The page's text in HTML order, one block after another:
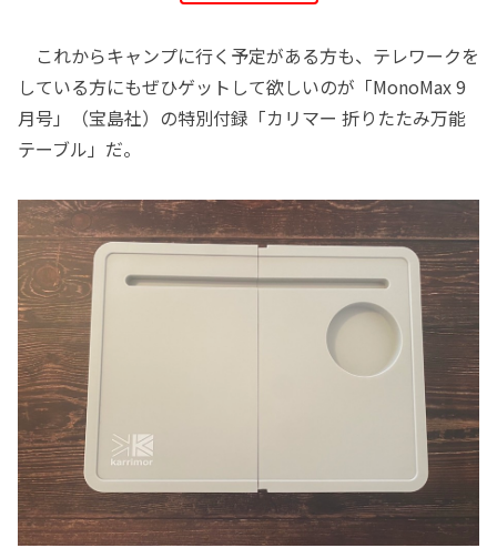
これからキャンプに行く予定がある方も、テレワークを
している方にもぜひゲットして欲しいのが「MonoMax 9
月号」（宝島社）の特別付録「カリマー 折りたたみ万能
テーブル」だ。